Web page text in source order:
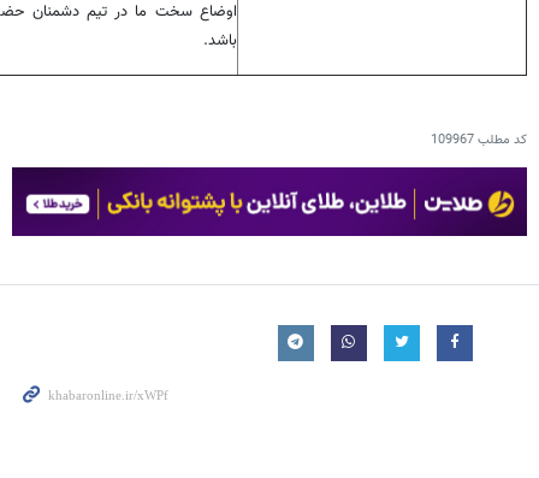
اوضاع سخت ما در تیم دشمنان
باشد.
کد مطلب109967